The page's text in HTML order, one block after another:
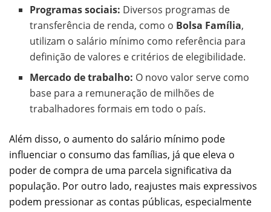
Programas sociais: Diversos programas de
transferência de renda, como o Bolsa Família,
utilizam o salário mínimo como referência para
definição de valores e critérios de elegibilidade.
Mercado de trabalho: O novo valor serve como
base para a remuneração de milhões de
trabalhadores formais em todo o país.
Além disso, o aumento do salário mínimo pode
influenciar o consumo das famílias, já que eleva o
poder de compra de uma parcela significativa da
população. Por outro lado, reajustes mais expressivos
podem pressionar as contas públicas, especialmente